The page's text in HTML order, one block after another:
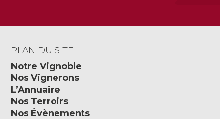
PLAN DU SITE
Notre Vignoble
Nos Vignerons
L’Annuaire
Nos Terroirs
Nos Évènements